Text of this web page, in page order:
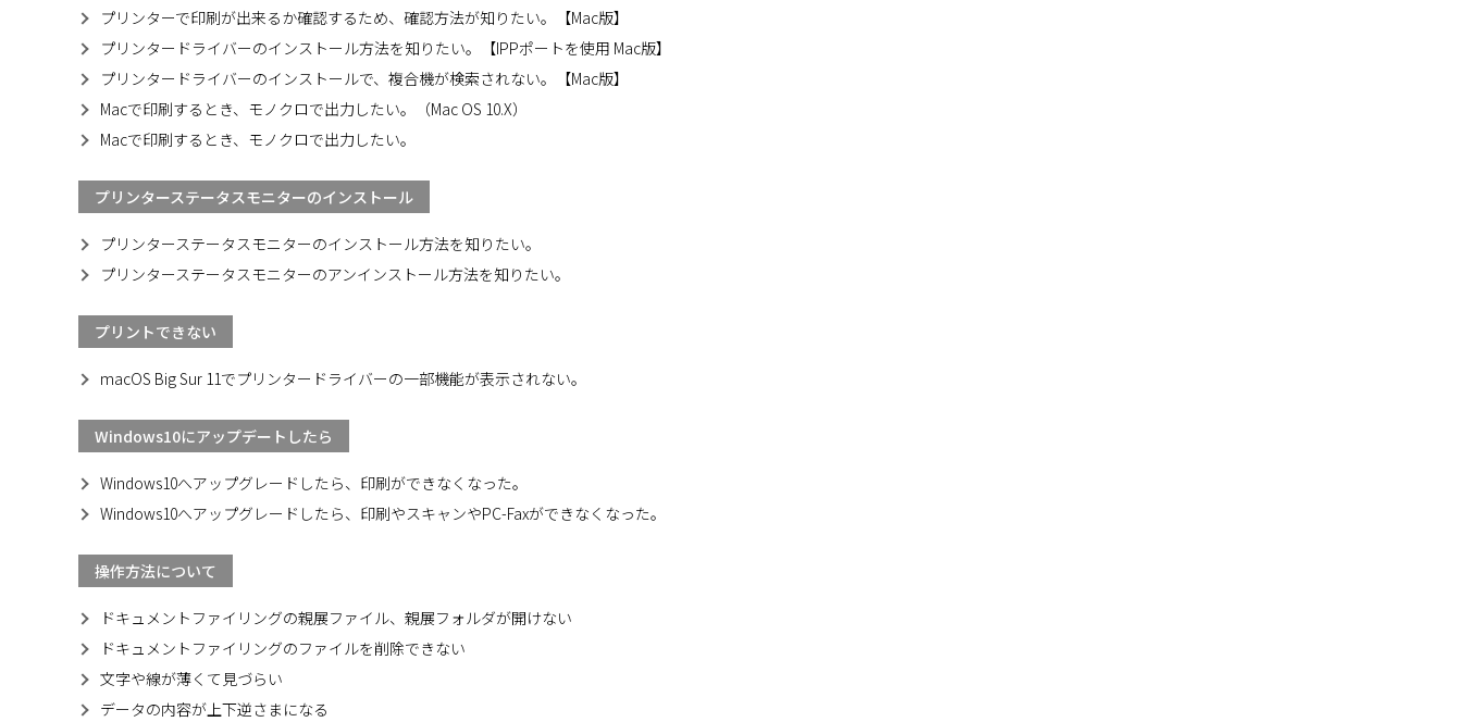
プリンターで印刷が出来るか確認するため、確認方法が知りたい。【Mac版】
プリンタードライバーのインストール方法を知りたい。【IPPポートを使用 Mac版】
プリンタードライバーのインストールで、複合機が検索されない。【Mac版】
Macで印刷するとき、モノクロで出力したい。（Mac OS 10.X）
Macで印刷するとき、モノクロで出力したい。
プリンターステータスモニターのインストール
プリンターステータスモニターのインストール方法を知りたい。
プリンターステータスモニターのアンインストール方法を知りたい。
プリントできない
macOS Big Sur 11でプリンタードライバーの一部機能が表示されない。
Windows10にアップデートしたら
Windows10へアップグレードしたら、印刷ができなくなった。
Windows10へアップグレードしたら、印刷やスキャンやPC-Faxができなくなった。
操作方法について
ドキュメントファイリングの親展ファイル、親展フォルダが開けない
ドキュメントファイリングのファイルを削除できない
文字や線が薄くて見づらい
データの内容が上下逆さまになる